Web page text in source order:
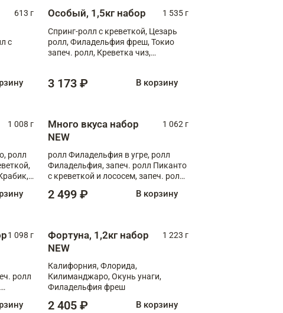
613 г
с
Особый, 1,5кг набор
1 535 г
Спринг-ролл с креветкой, Цезарь
ролл, Филадельфия фреш, Токио
запеч. ролл, Креветка чиз,
3 173 ₽ В корзину
1 008 г
ролл
Много вкуса набор
NEW
1 062 г
ролл Филадельфия в угре, ролл
Филадельфия, запеч. ролл Пиканто
с креветкой и лососем, запеч. ролл
2 499 ₽ В корзину
1 098 г
ролл
Фортуна, 1,2кг набор
NEW
1 223 г
Калифорния, Флорида,
Килиманджаро, Окунь унаги,
Филадельфия фреш
2 405 ₽ В корзину